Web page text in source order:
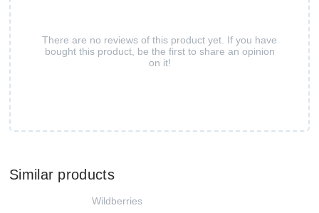
There are no reviews of this product yet. If you have
bought this product, be the first to share an opinion
on it!
Similar products
Wildberries